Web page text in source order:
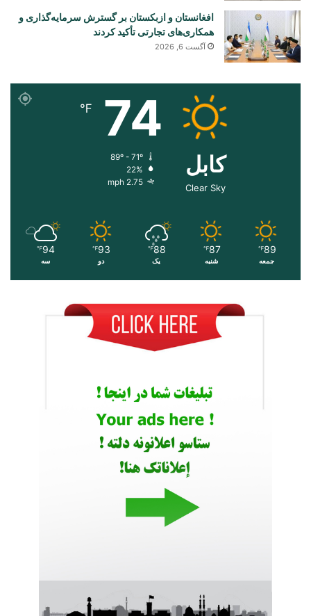
افغانستان و ازبکستان بر گسترش سرمایه‌گذاری و
همکاری‌های تجارتی تأکید کردند
آگست 6, 2026
کابل
Clear Sky
74
℉
22%
2.75 mph
89
℉
جمعه
87
℉
شنبه
88
℉
یک
93
℉
دو
94
℉
سه